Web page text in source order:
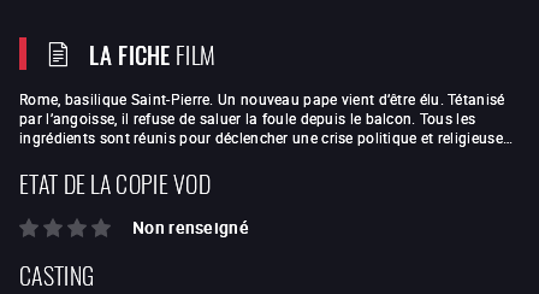
LA FICHEFILM
Rome, basilique Saint-Pierre. Un nouveau pape vient d’être élu. Tétanisé
par l’angoisse, il refuse de saluer la foule depuis le balcon. Tous les
ingrédients sont réunis pour déclencher une crise politique et religieuse…
ETAT DE LA COPIE VOD
Non renseigné
CASTING